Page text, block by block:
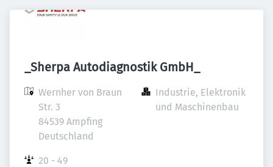
_Sherpa Autodiagnostik GmbH_
Wernher von Braun
Str. 3
84539 Ampfing
Deutschland
Industrie, Elektronik
und Maschinenbau
20 - 49